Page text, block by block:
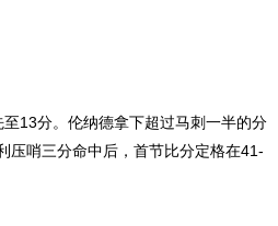
13分。伦纳德拿下超过马刺一半的分
压哨三分命中后，首节比分定格在41-